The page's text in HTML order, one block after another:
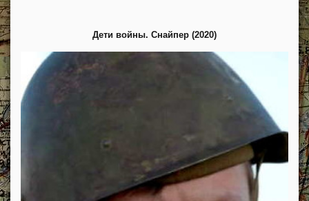
Дети войны. Снайпер (2020)